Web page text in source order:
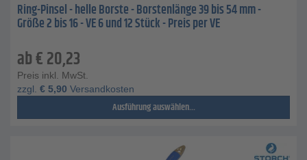
Ring-Pinsel - helle Borste - Borstenlänge 39 bis 54 mm -
Größe 2 bis 16 - VE 6 und 12 Stück - Preis per VE
ab€20,23
Preis inkl. MwSt.
zzgl. € 5,90 Versandkosten
Ausführung auswählen...